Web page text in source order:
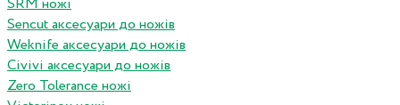
SRM ножі
Sencut аксесуари до ножів
Weknife аксесуари до ножів
Civivi аксесуари до ножів
Zero Tolerance ножі